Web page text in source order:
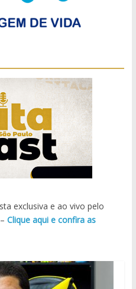
exclusiva e ao vivo pelo
Clique aqui e confira as